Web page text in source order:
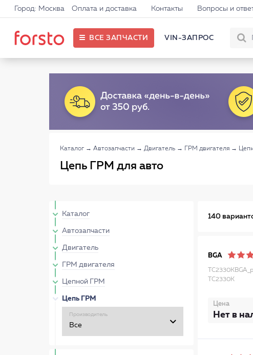
Город: Москва Оплата и доставка Контакты Вопросы и
ВСЕ ЗАПЧАСТИ VIN-ЗАПРОС
Каталог → Автозапчасти → Двигатель → ГРМ двигателя →
Цепь ГРМ для авто
Каталог
Автозапчасти
Двигатель
ГРМ двигателя
Цепной ГРМ
Цепь ГРМ
Производитель
140
BGA
TC2330K
Цена
Нет в